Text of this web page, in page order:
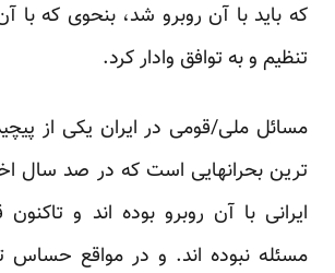
که باید با آن روبرو شد، بنحوی که با
تنظیم و به توافق وادار کرد.
مسائل ملی/قومی در ایران یکی از
ترین بحرانهایی است که در صد سال
ایرانی با آن روبرو بوده اند و
مسئله نبوده اند. و در مواقع حساس